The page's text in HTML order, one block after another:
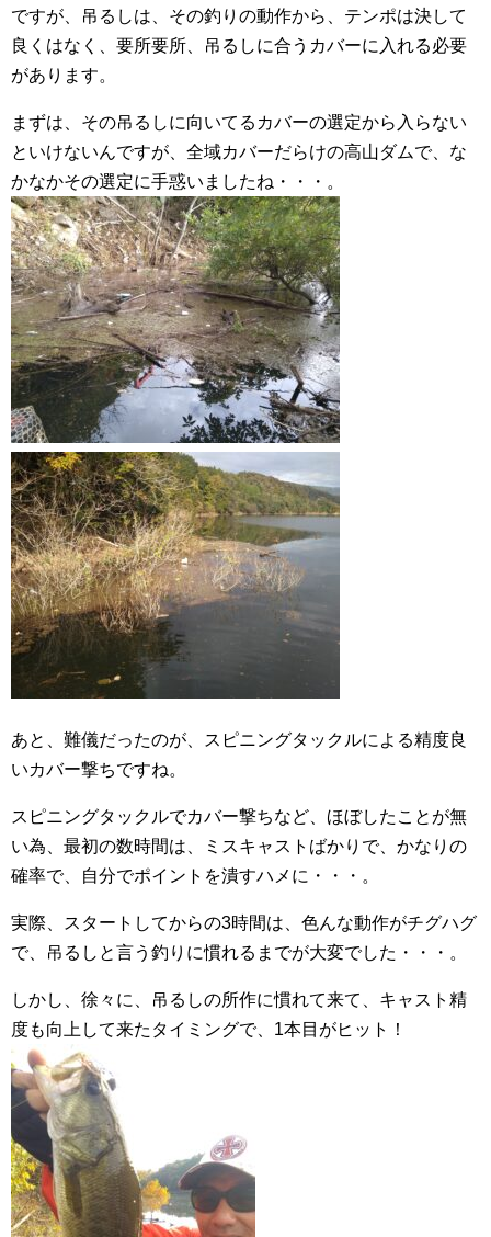
ですが、吊るしは、その釣りの動作から、テンポは決して
良くはなく、要所要所、吊るしに合うカバーに入れる必要
があります。
まずは、その吊るしに向いてるカバーの選定から入らない
といけないんですが、全域カバーだらけの高山ダムで、な
かなかその選定に手惑いましたね・・・。
あと、難儀だったのが、スピニングタックルによる精度良
いカバー撃ちですね。
スピニングタックルでカバー撃ちなど、ほぼしたことが無
い為、最初の数時間は、ミスキャストばかりで、かなりの
確率で、自分でポイントを潰すハメに・・・。
実際、スタートしてからの3時間は、色んな動作がチグハグ
で、吊るしと言う釣りに慣れるまでが大変でした・・・。
しかし、徐々に、吊るしの所作に慣れて来て、キャスト精
度も向上して来たタイミングで、1本目がヒット！